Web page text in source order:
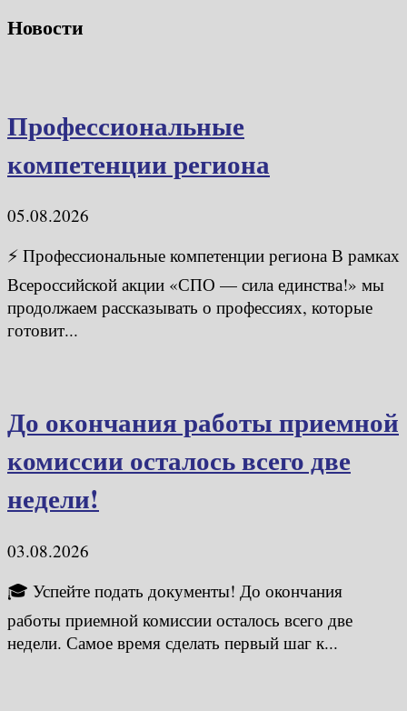
Новости
Профессиональные
компетенции региона
05.08.2026
⚡ Профессиональные компетенции региона В рамках
Всероссийской акции «СПО — сила единства!» мы
продолжаем рассказывать о профессиях, которые
готовит...
До окончания работы приемной
комиссии осталось всего две
недели!
03.08.2026
🎓 Успейте подать документы! До окончания
работы приемной комиссии осталось всего две
недели. Самое время сделать первый шаг к...